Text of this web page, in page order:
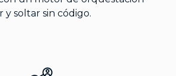
y soltar sin código.